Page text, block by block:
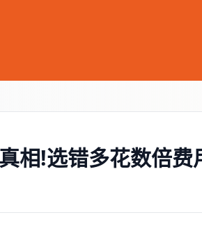
相!选错多花数倍